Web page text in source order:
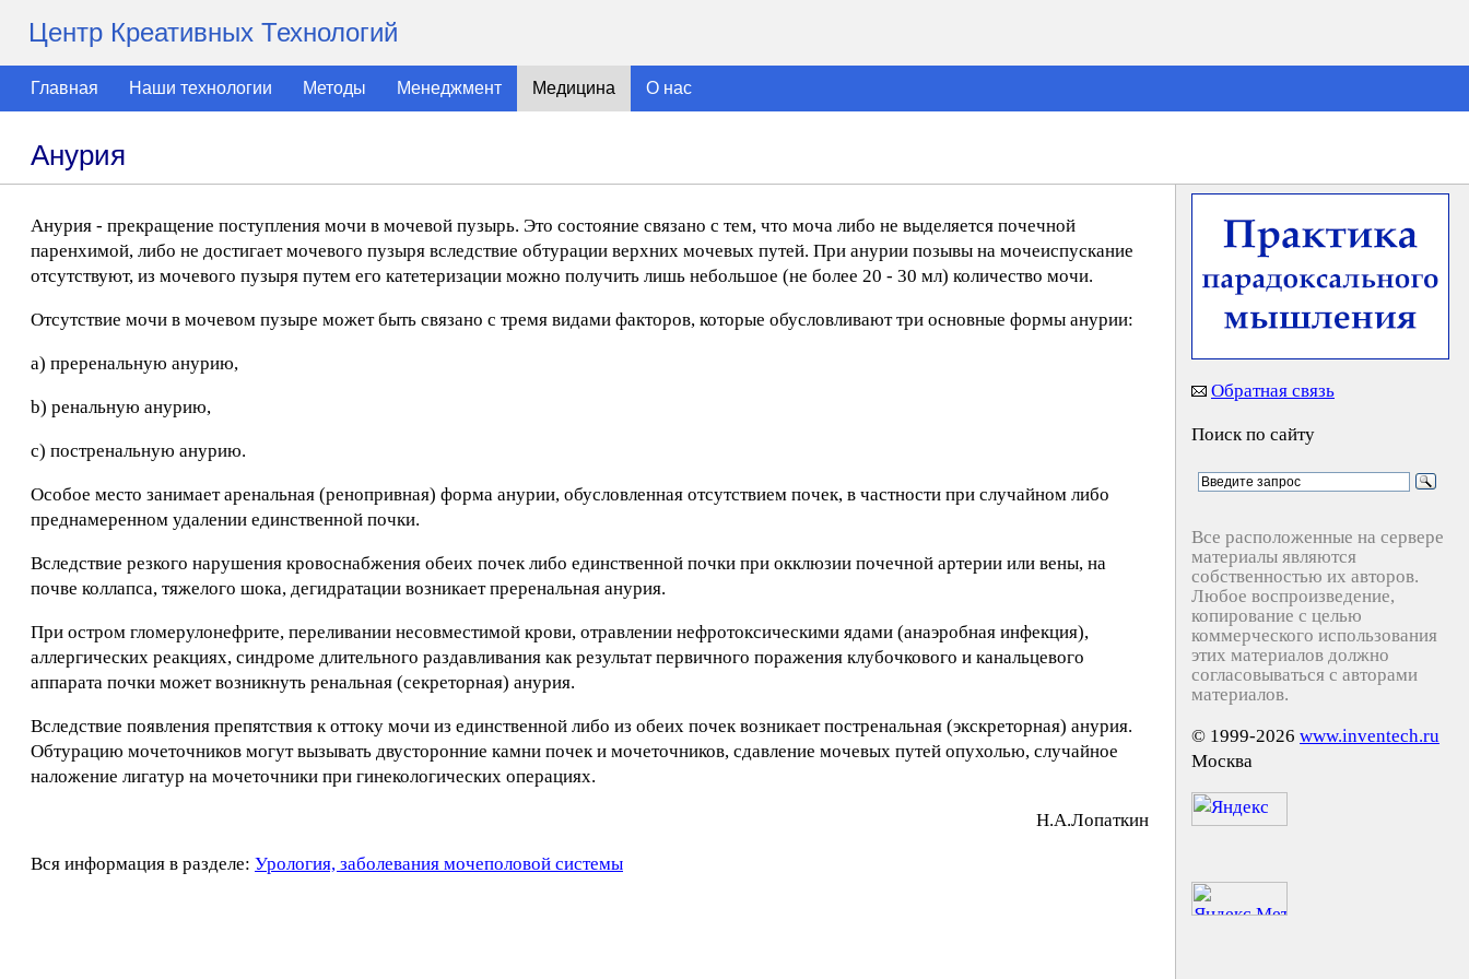
Центр Креативных Технологий
Главная Наши технологии Методы Менеджмент Медицина О нас
Анурия
Анурия - прекращение поступления мочи в мочевой пузырь. Это состояние связано с тем, что моча либо не выделяется почечной
паренхимой, либо не достигает мочевого пузыря вследствие обтурации верхних мочевых путей. При анурии позывы на мочеиспускание
отсутствуют, из мочевого пузыря путем его катетеризации можно получить лишь небольшое (не более 20 - 30 мл) количество мочи.
Отсутствие мочи в мочевом пузыре может быть связано с тремя видами факторов, которые обусловливают три основные формы анурии:
a) преренальную анурию,
b) ренальную анурию,
c) постренальную анурию.
Особое место занимает аренальная (ренопривная) форма анурии, обусловленная отсутствием почек, в частности при случайном либо
преднамеренном удалении единственной почки.
Вследствие резкого нарушения кровоснабжения обеих почек либо единственной почки при окклюзии почечной артерии или вены, на
почве коллапса, тяжелого шока, дегидратации возникает преренальная анурия.
При остром гломерулонефрите, переливании несовместимой крови, отравлении нефротоксическими ядами (анаэробная инфекция),
аллергических реакциях, синдроме длительного раздавливания как результат первичного поражения клубочкового и канальцевого
аппарата почки может возникнуть ренальная (секреторная) анурия.
Вследствие появления препятствия к оттоку мочи из единственной либо из обеих почек возникает постренальная (экскреторная) анурия.
Обтурацию мочеточников могут вызывать двусторонние камни почек и мочеточников, сдавление мочевых путей опухолью, случайное
наложение лигатур на мочеточники при гинекологических операциях.
H.А.Лoпaткин
Вся информация в разделе: Урология, заболевания мочеполовой системы
Обратная связь
Поиск по сайту
Все расположенные на сервере
материалы являются
собственностью их авторов.
Любое воспроизведение,
копирование с целью
коммерческого использования
этих материалов должно
согласовываться с авторами
материалов.
© 1999-2026 www.inventech.ru
Москва